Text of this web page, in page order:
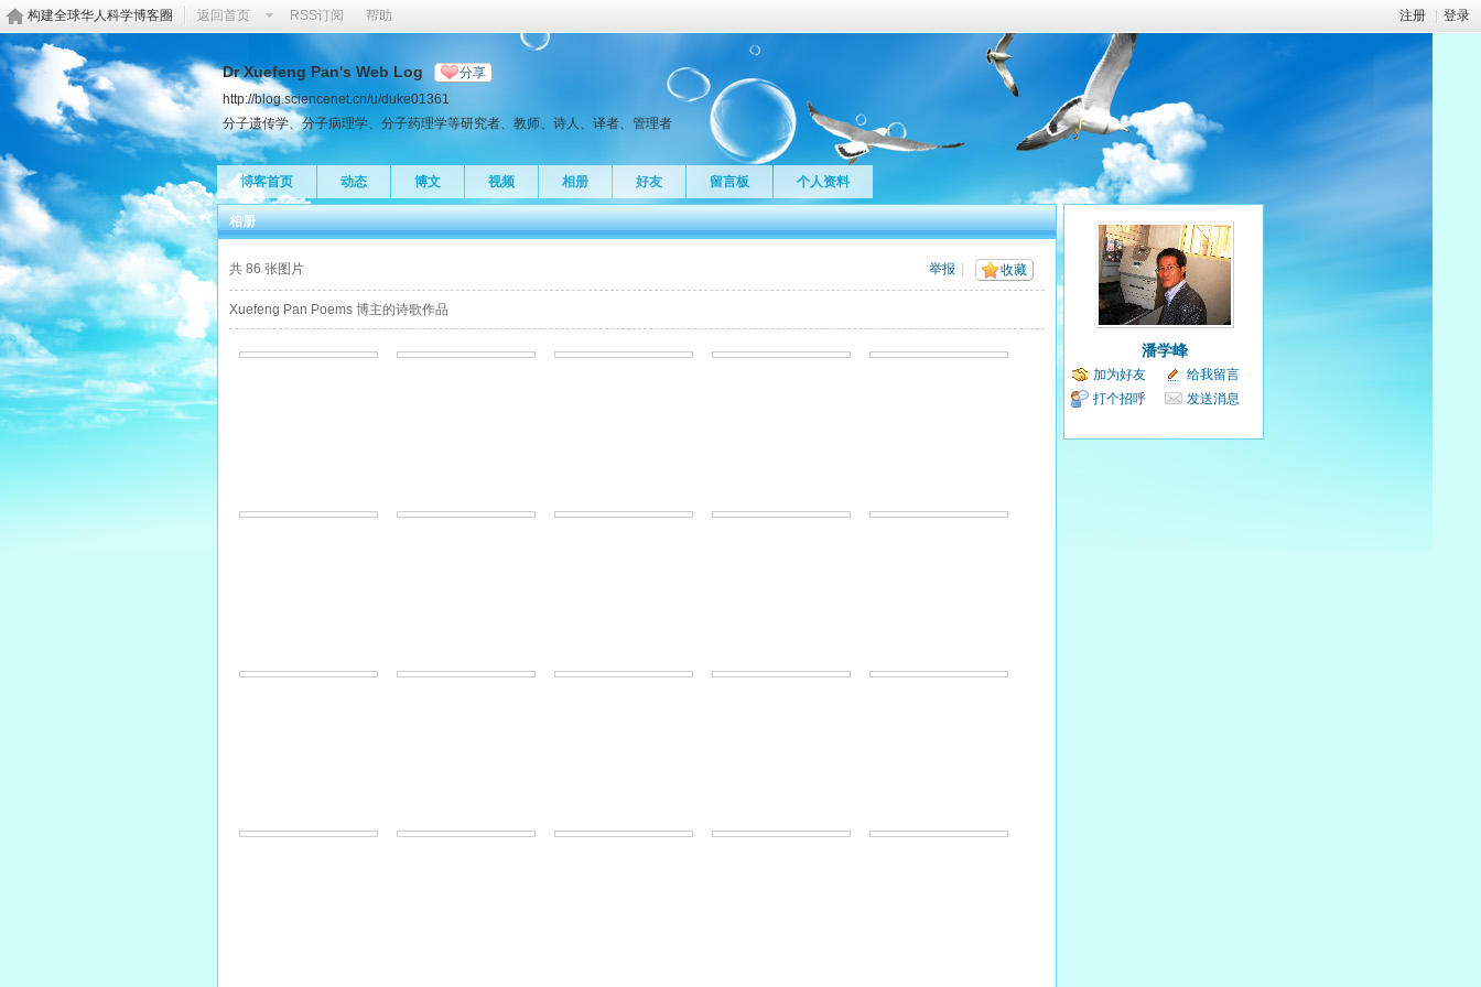
注册 登录
构建全球华人科学博客圈 返回首页 RSS订阅 帮助
Dr Xuefeng Pan's Web Log 分享
http://blog.sciencenet.cn/u/duke01361
分子遗传学、分子病理学、分子药理学等研究者、教师、诗人、译者、管理者
博客首页 动态 博文 视频 相册 好友 留言板 个人资料
相册
收藏
举报
共 86 张图片
Xuefeng Pan Poems 博主的诗歌作品
潘学峰
加为好友
给我留言
打个招呼
发送消息